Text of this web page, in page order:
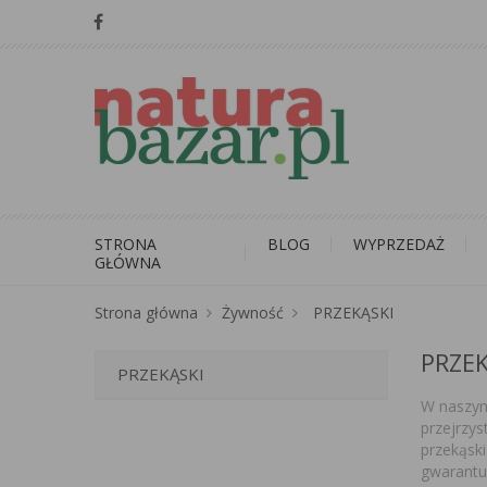
STRONA
GŁÓWNA
BLOG WYPRZEDAŻ
Strona główna Żywność PRZEKĄSKI
PRZEKĄSKI
W